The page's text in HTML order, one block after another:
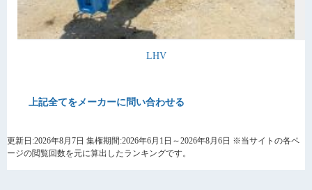
LHV
上記全てをメーカーに問い合わせる
更新日:2026年8月7日 集権期間:2026年6月1日～2026年8月6日 ※当サイトの各ペ
ージの閲覧回数を元に算出したランキングです。